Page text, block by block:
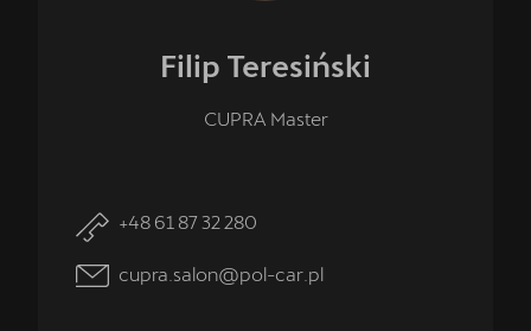
Filip Teresiński
CUPRA Master
+48 61 87 32 280
cupra.salon@pol-car.pl